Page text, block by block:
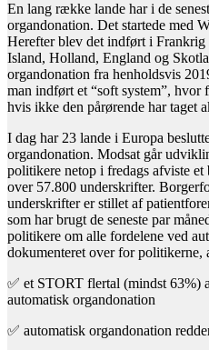
En lang række lande har i de
organdonation. Det startede med
Herefter blev det indført i Frankrig
Island, Holland, England og
organdonation fra henholdsvis
man indført et “soft system”, hvor
hvis ikke den pårørende har taget
I dag har 23 lande i Europa
organdonation. Modsat går
politikere netop i fredags afviste et
over 57.800 underskrifter.
underskrifter er stillet af
som har brugt de seneste par
politikere om alle fordelene ved
dokumenteret over for politikerne,
✅ et STORT flertal (mindst 63%)
automatisk organdonation
✅ automatisk organdonation